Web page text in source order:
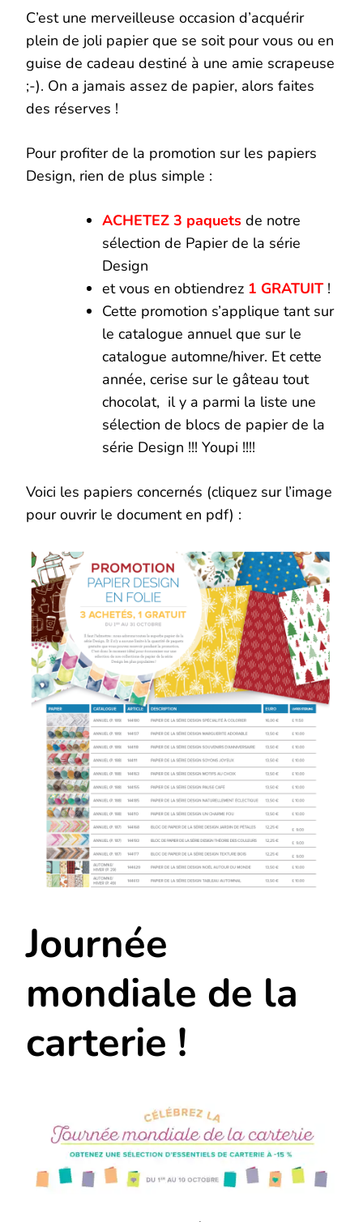
C’est une merveilleuse occasion d’acquérir
plein de joli papier que se soit pour vous ou en
guise de cadeau destiné à une amie scrapeuse
;-). On a jamais assez de papier, alors faites
des réserves !
Pour profiter de la promotion sur les papiers
Design, rien de plus simple :
ACHETEZ 3 paquets de notre
sélection de Papier de la série
Design
et vous en obtiendrez 1 GRATUIT !
Cette promotion s’applique tant sur
le catalogue annuel que sur le
catalogue automne/hiver. Et cette
année, cerise sur le gâteau tout
chocolat, il y a parmi la liste une
sélection de blocs de papier de la
série Design !!! Youpi !!!!
Voici les papiers concernés (cliquez sur l’image
pour ouvrir le document en pdf) :
Journée
mondiale de la
carterie !